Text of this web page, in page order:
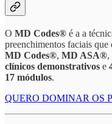
O MD Codes® é a a
preenchimentos faciais que
MD Codes®, MD ASA®,
clínicos demonstrativos e
17 módulos.
QUERO DOMINAR OS